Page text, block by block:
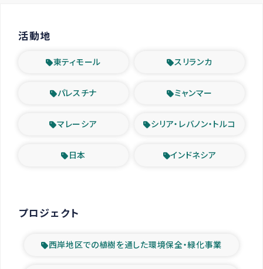
活動地
東ティモール スリランカ
パレスチナ ミャンマー
マレーシア シリア・レバノン・トルコ
日本 インドネシア
プロジェクト
西岸地区での植樹を通した環境保全・緑化事業